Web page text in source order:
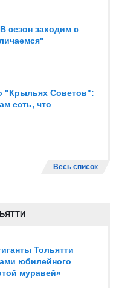
сезон заходим с
"Крыльях Советов":
есть, что
Весь список
Тольятти
юбилейного
муравей»